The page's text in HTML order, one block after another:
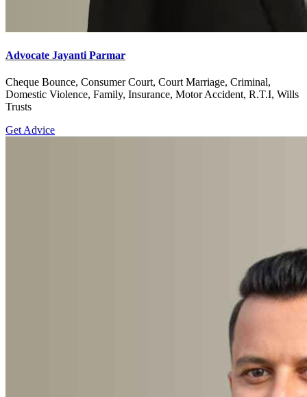
Advocate Jayanti Parmar
Cheque Bounce, Consumer Court, Court Marriage, Criminal,
Domestic Violence, Family, Insurance, Motor Accident, R.T.I, Wills
Trusts
Get Advice